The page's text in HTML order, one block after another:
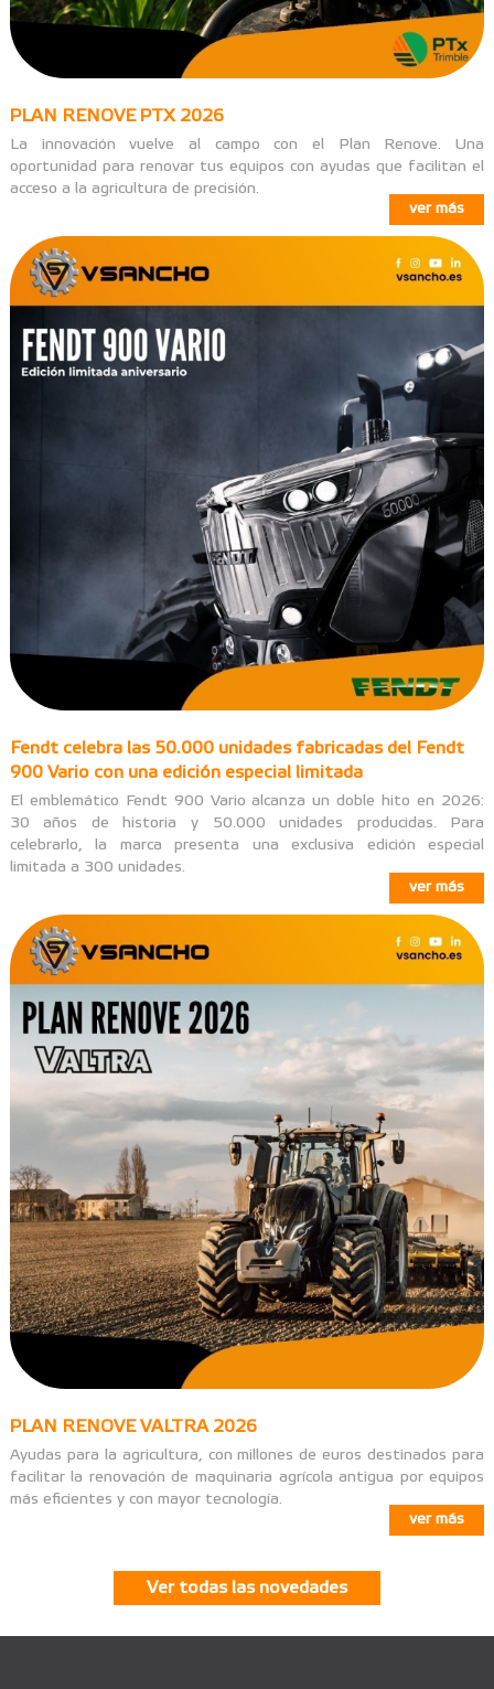
PLAN RENOVE PTX 2026
La innovación vuelve al campo con el Plan Renove. Una
oportunidad para renovar tus equipos con ayudas que facilitan el
acceso a la agricultura de precisión.
ver más
Fendt celebra las 50.000 unidades fabricadas del Fendt
900 Vario con una edición especial limitada
El emblemático Fendt 900 Vario alcanza un doble hito en 2026:
30 años de historia y 50.000 unidades producidas. Para
celebrarlo, la marca presenta una exclusiva edición especial
limitada a 300 unidades.
ver más
PLAN RENOVE VALTRA 2026
Ayudas para la agricultura, con millones de euros destinados para
facilitar la renovación de maquinaria agrícola antigua por equipos
más eficientes y con mayor tecnología.
ver más
Ver todas las novedades